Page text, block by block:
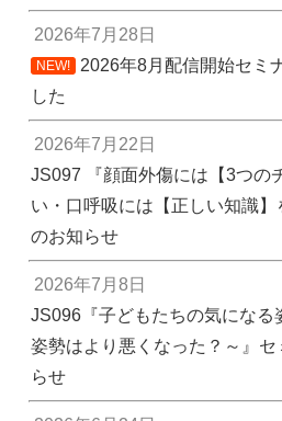
2026年7月28日
NEW!
2026年8月配信開始セミ
した
2026年7月22日
JS097 『顔面外傷には【3つ
い・口呼吸には【正しい知識
のお知らせ
2026年7月8日
JS096『子どもたちの気になる
姿勢はより悪くなった？～』
らせ